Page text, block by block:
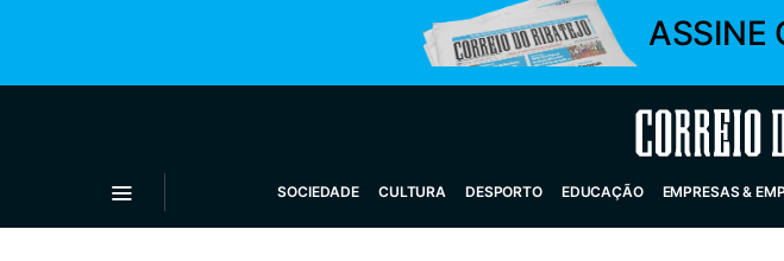
ASSINE
Correio do
SOCIEDADE CULTURA DESPORTO EDUCAÇÃO EMPRESAS &